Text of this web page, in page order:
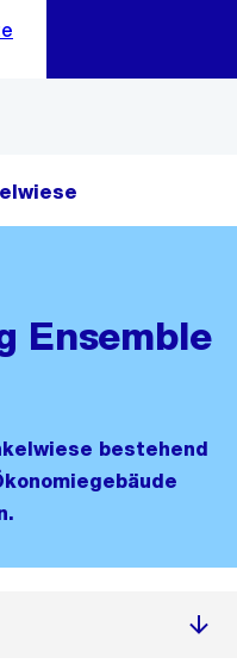
Ensemble
bestehend